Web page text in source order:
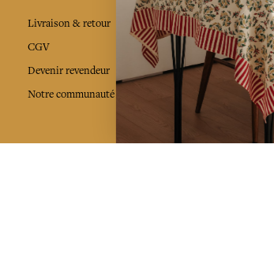
Livraison & retour
CGV
Devenir revendeur
Notre communauté